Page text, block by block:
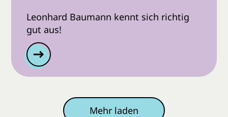
Leonhard Baumann kennt sich richtig
gut aus!
Mehr laden